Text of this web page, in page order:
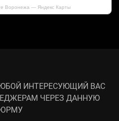
Воронежа — Яндекс Карты
ИНТЕРЕСУЮЩИЙ ВАС
ЧЕРЕЗ ДАННУЮ